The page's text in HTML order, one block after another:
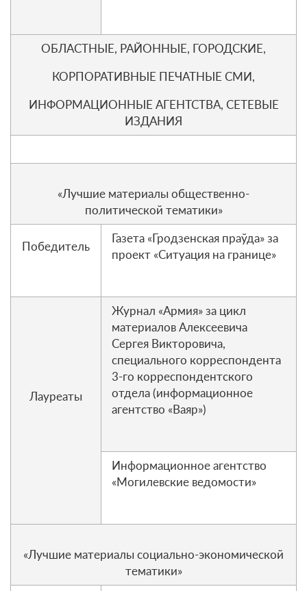
ОБЛАСТНЫЕ, РАЙОННЫЕ, ГОРОДСКИЕ,
КОРПОРАТИВНЫЕ ПЕЧАТНЫЕ СМИ,
ИНФОРМАЦИОННЫЕ АГЕНТСТВА, СЕТЕВЫЕ
ИЗДАНИЯ
«Лучшие материалы общественно-
политической тематики»
Победитель
Газета «Гродзенская праўда» за
проект «Ситуация на границе»
Лауреаты
Журнал «Армия» за цикл
материалов Алексеевича
Сергея Викторовича,
специального корреспондента
3-го корреспондентского
отдела (информационное
агентство «Ваяр»)
Информационное агентство
«Могилевские ведомости»
«Лучшие материалы социально-экономической
тематики»